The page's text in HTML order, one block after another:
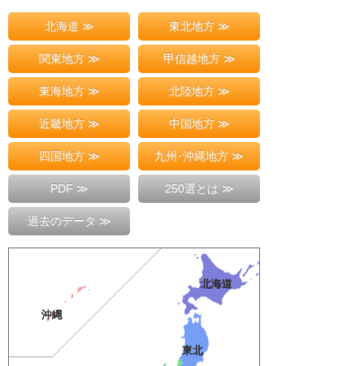
北海道 ≫ 東北地方 ≫
関東地方 ≫ 甲信越地方 ≫
東海地方 ≫ 北陸地方 ≫
近畿地方 ≫ 中国地方 ≫
四国地方 ≫ 九州･沖縄地方 ≫
PDF ≫ 250選とは ≫
過去のデータ ≫